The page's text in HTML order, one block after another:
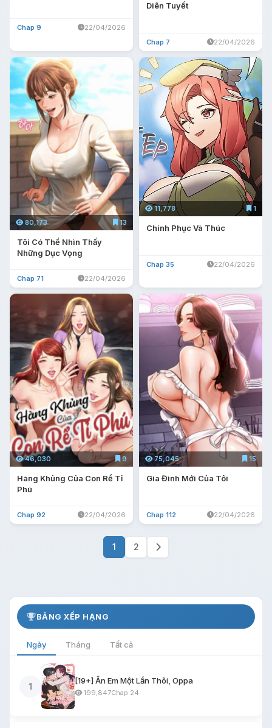
Chap 9 22/04/2026
Diên Tuyết
Chap 7 22/04/2026
80,173 13
Tôi Có Thể Nhìn Thấy
Những Dục Vọng
Chap 71 22/04/2026
11,778 1
Chinh Phục Và Thúc
Chap 35 22/04/2026
46,030 9
Hàng Khủng Của Con Rể Tỉ
Phú
Chap 92 22/04/2026
75,045 15
Gia Đình Mới Của Tôi
Chap 112 22/04/2026
1 2
BẢNG XẾP HẠNG
Ngày Tháng Tất cả
1
[19+] Ăn Em Một Lần Thôi, Oppa
199,847Chap 24